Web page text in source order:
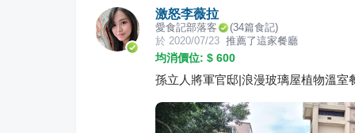
激怒李薇拉
愛食記部落客 (34篇食記)
於 2020/07/23 推薦了這家餐廳
均消價位: $ 600
孫立人將軍官邸|浪漫玻璃屋植物溫室